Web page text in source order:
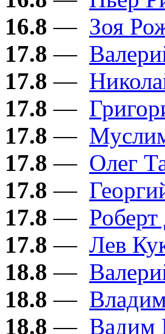
16.8 — Зоя
17.8 —
17.8 —
17.8 —
17.8 —
17.8 — Олег
17.8 —
17.8 —
17.8 — Лев
18.8 —
18.8 —
18.8 — Вадим